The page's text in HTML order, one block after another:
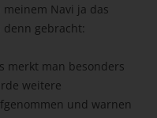
Navi ja das
denn gebracht:
merkt man besonders
weitere
und warnen